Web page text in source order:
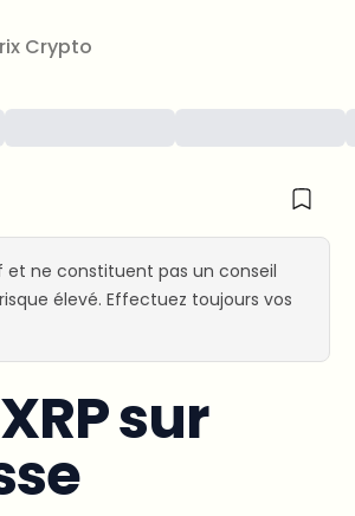
Crypto
ne constituent pas un conseil
élevé. Effectuez toujours vos
sur